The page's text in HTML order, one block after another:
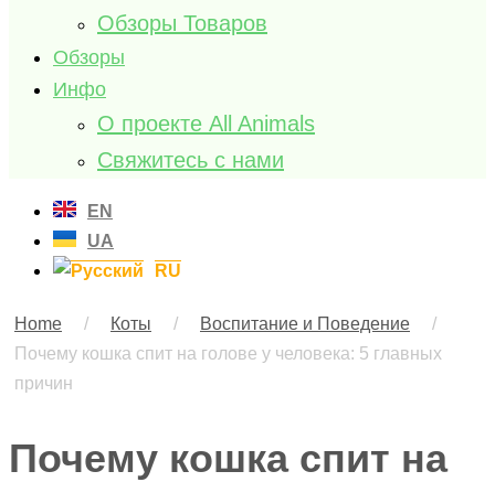
Обзоры Товаров
Обзоры
Инфо
О проекте All Animals
Свяжитесь с нами
EN
UA
RU
Home / Коты / Воспитание и Поведение
/
Почему кошка спит на голове у человека: 5 главных
причин
Почему кошка спит на